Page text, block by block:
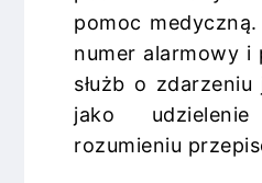
pomoc
numer alarmowy i
służb o
jako
rozumieniu